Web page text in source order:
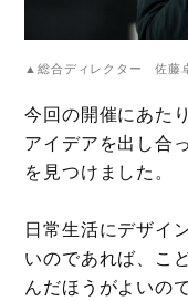
▲総合ディレクター 佐藤
今回の開催にあた
アイデアを出し合
を見つけました。
日常生活にデザイ
いのであれば、こ
んだほうがよいの